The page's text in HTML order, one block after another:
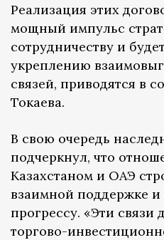
Реализация этих
мощный импульс
сотрудничеству и
укреплению
связей, приводятся в
Токаева.
В свою очередь
подчеркнул, что
Казахстаном и ОАЭ
взаимной поддержке
прогрессу. «Эти
торгово-